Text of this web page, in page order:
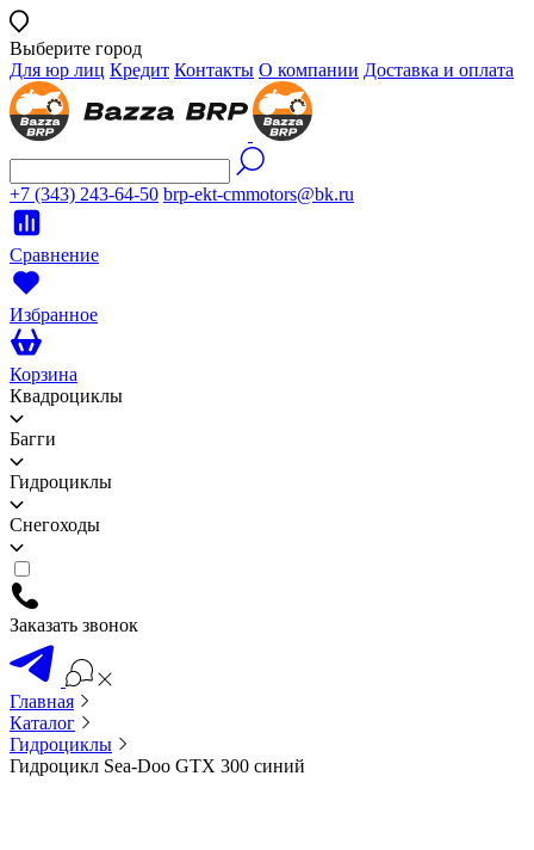
Выберите город
Для юр лиц Кредит Контакты О компании Доставка и оплата
+7 (343) 243-64-50 brp-ekt-cmmotors@bk.ru
Сравнение
Избранное
Корзина
Квадроциклы
Багги
Гидроциклы
Снегоходы
Заказать звонок
Главная
Каталог
Гидроциклы
Гидроцикл Sea-Doo GTX 300 синий